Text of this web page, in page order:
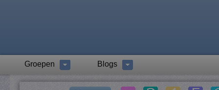
Groepen Blogs